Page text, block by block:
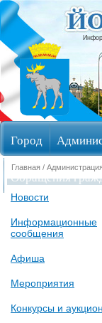
Город
Обращения
Главная /
Новости
Информационные
сообщения
Афиша
Мероприятия
Конкурсы и